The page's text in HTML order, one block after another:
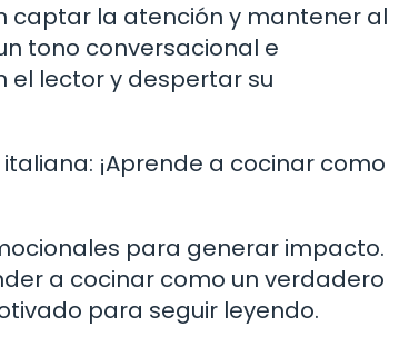
captar la atención y mantener al
tono conversacional e
lector y despertar su
¡Aprende a cocinar como
para generar impacto.
a cocinar como un verdadero
para seguir leyendo.